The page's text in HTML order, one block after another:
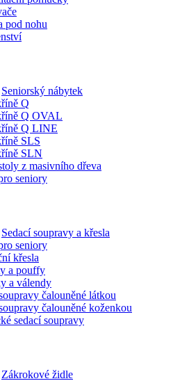
pod nohu
Seniorský nábytek
Q
Q OVAL
Q LINE
SLS
SLN
z masivního dřeva
seniory
Sedací soupravy a křesla
seniory
křesla
a pouffy
a válendy
čalouněné látkou
čalouněné koženkou
sedací soupravy
Zákrokové židle